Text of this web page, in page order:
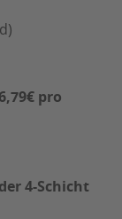
pro
4-Schicht